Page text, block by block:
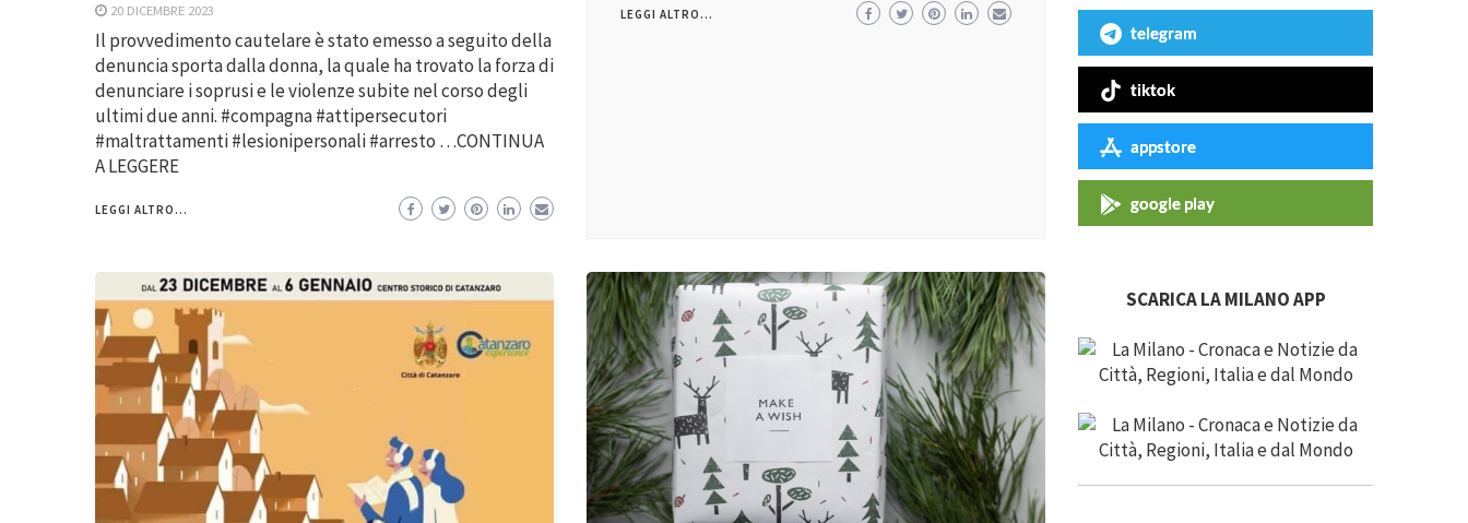
20 DICEMBRE 2023
Il provvedimento cautelare è stato emesso a seguito della
denuncia sporta dalla donna, la quale ha trovato la forza di
denunciare i soprusi e le violenze subite nel corso degli
ultimi due anni. #compagna #attipersecutori
#maltrattamenti #lesionipersonali #arresto …CONTINUA
A LEGGERE
LEGGI ALTRO...
LEGGI ALTRO...
telegram
tiktok
appstore
google play
SCARICA LA MILANO APP